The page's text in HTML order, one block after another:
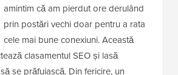
amintim că am pierdut ore derulând
prin postări vechi doar pentru a rata
cele mai bune conexiuni. Această
clasamentul SEO și lasă
se prăfuiască. Din fericire, un